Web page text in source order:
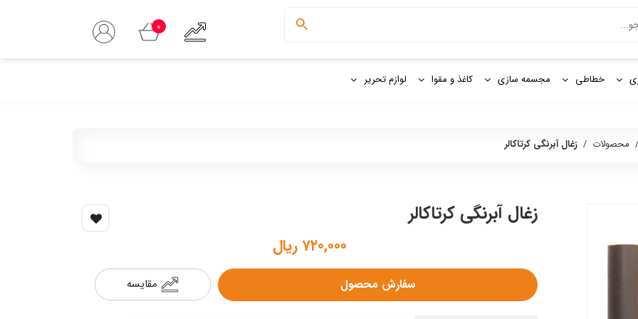
0
خطاطی مجسمه سازی کاغذ و مقوا لوازم تحریر
/ محصولات / زغال آبرنگی کرتاکالر
زغال آبرنگی کرتاکالر
۷۲۰,۰۰۰ ریال
سفارش محصول مقایسه